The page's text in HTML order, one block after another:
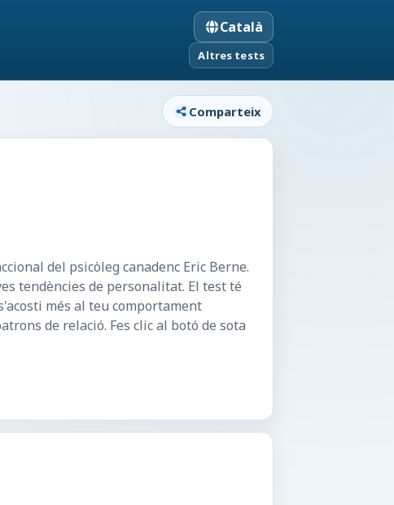
Català
Altres tests
Comparteix
del psicòleg canadenc Eric Berne.
tendències de personalitat. El test té
més al teu comportament
de relació. Fes clic al botó de sota